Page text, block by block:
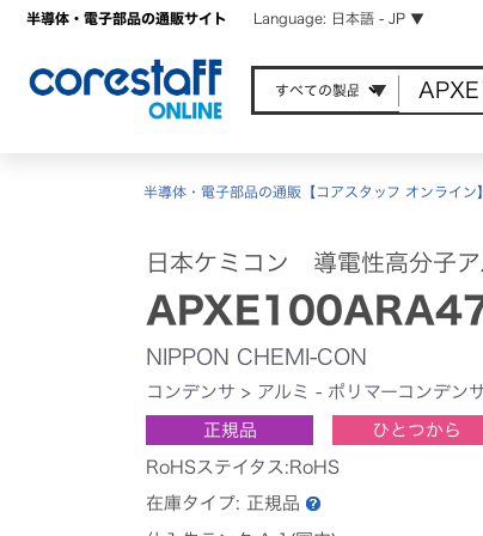
半導体・電子部品の通販サイト Language: 日本語 - JP ▼
半導体・電子部品の通販【コアスタッフ オンライン
日本ケミコン 導電性高分子
NIPPON CHEMI-CON
コンデンサ > アルミ - ポリマーコンデン
正規品 ひとつから
RoHSステイタス:RoHS
在庫タイプ: 正規品